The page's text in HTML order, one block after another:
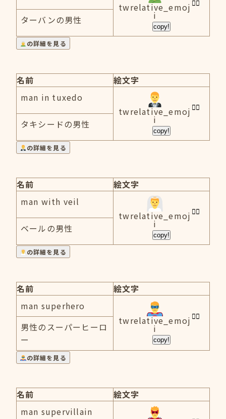
twrelative_emoj
i
copy!
ターバンの男性
の詳細を見る
名前
絵文字
man in tuxedo
twrelative_emoj
i
copy!
タキシードの男性
の詳細を見る
名前
絵文字
man with veil
twrelative_emoj
i
copy!
ベールの男性
の詳細を見る
名前
絵文字
man superhero
twrelative_emoj
i
copy!
男性のスーパーヒーロ
ー
の詳細を見る
名前
絵文字
man supervillain